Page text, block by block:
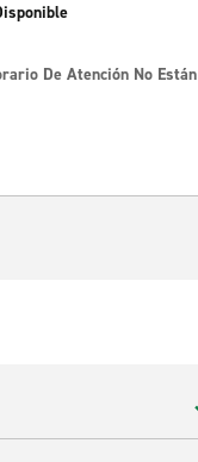
De Atención No Están